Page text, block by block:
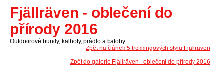
Fjällräven - oblečení do
přírody 2016
Outdoorové bundy, kalhoty, prádlo a batohy
Zpět na článek 5 trekkingových stylů Fjällräven
Zpět do galerie Fjällräven - oblečení do přírody 2016